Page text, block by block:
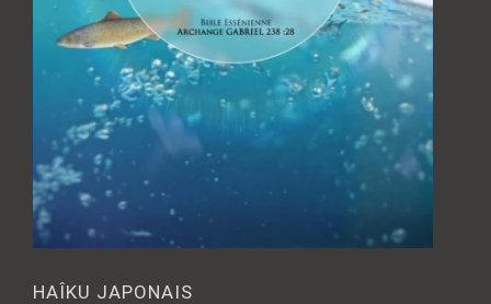
HAÎKU JAPONAIS